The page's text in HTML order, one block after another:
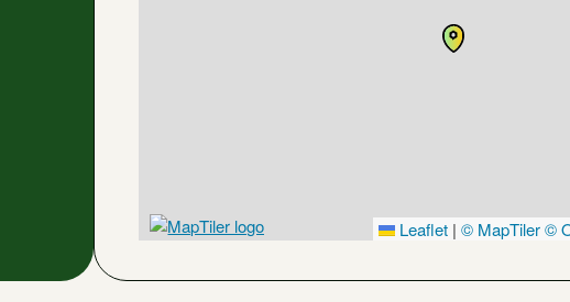
Leaflet | © MapTiler ©